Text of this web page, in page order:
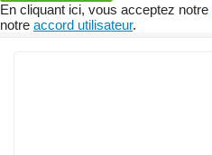
En cliquant ici, vous acceptez notre
notre accord utilisateur.